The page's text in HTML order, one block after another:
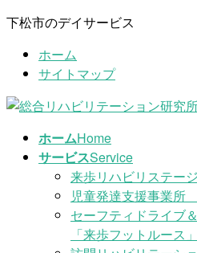
コ
ツ
ナ
シ
下松市のデイサービス
ホーム
サイトマップ
ホームHome
サービスService
来歩リハビリステージ
児童発達支援事業所
セーフティドライブ
「来歩フットルース」